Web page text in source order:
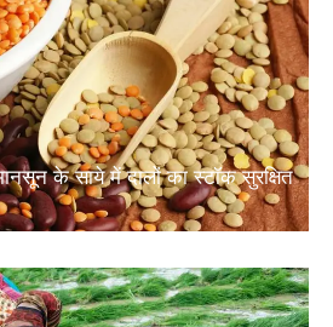
के साये में दालों का स्टॉक सुरक्षित